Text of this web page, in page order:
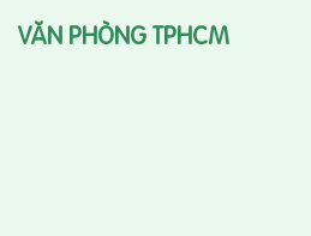
VĂN PHÒNG TPHCM